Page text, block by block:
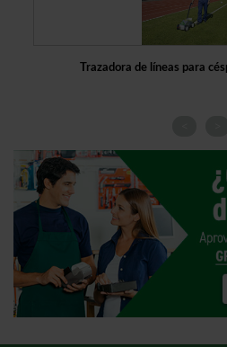
Trazadora de líneas para